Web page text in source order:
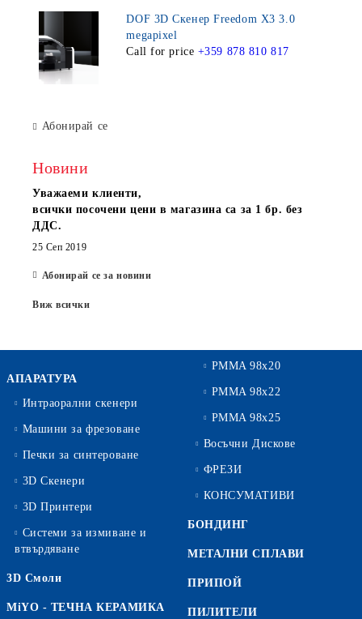
DOF 3D Скенер Freedom X3 3.0
megapixel
Call for price +359 878 810 817
Абонирай се
Новини
Уважаеми клиенти,
всички посочени цени в магазина са за 1 бр. без
ДДС.
25 Сеп 2019
Абонирай се за новини
Виж всички
АПАРАТУРА
Интраорални скенери
Машини за фрезоване
Печки за синтероване
3D Скенери
3D Принтери
Системи за измиване и
втвърдяване
3D Смоли
MiYO - ТЕЧНА КЕРАМИКА
PMMA 98x20
PMMA 98x22
PMMA 98x25
Восъчни Дискове
ФРЕЗИ
КОНСУМАТИВИ
БОНДИНГ
МЕТАЛНИ СПЛАВИ
ПРИПОЙ
ПИЛИТЕЛИ